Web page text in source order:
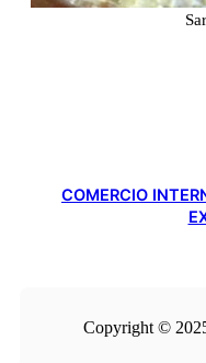
COMERCIO
Copyright ©